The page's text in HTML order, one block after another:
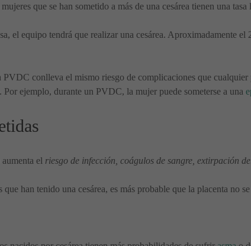
que se han sometido a más de una cesárea tienen una
el equipo tendrá que realizar una cesárea. Aproximadamente
PVDC conlleva el mismo riesgo de complicaciones que
ejemplo, durante un PVDC, la mujer puede someterse a una
aumenta el riesgo de infección, coágulos de sangre, extirpación
que han tenido una cesárea, es más probable que la placenta no